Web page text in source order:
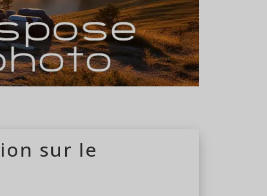
01/04 au 31/10
sur le